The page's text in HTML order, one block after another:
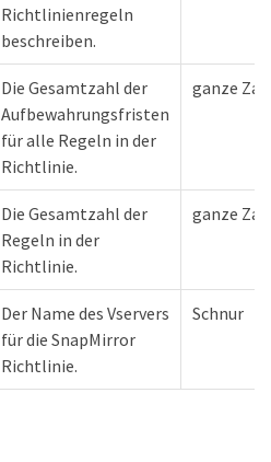
Richtlinienregeln
beschreiben.
Die Gesamtzahl der
Aufbewahrungsfristen
für alle Regeln in der
Richtlinie.
ganze
Die Gesamtzahl der
Regeln in der
Richtlinie.
ganze
Der Name des Vservers
für die SnapMirror
Richtlinie.
Schnur